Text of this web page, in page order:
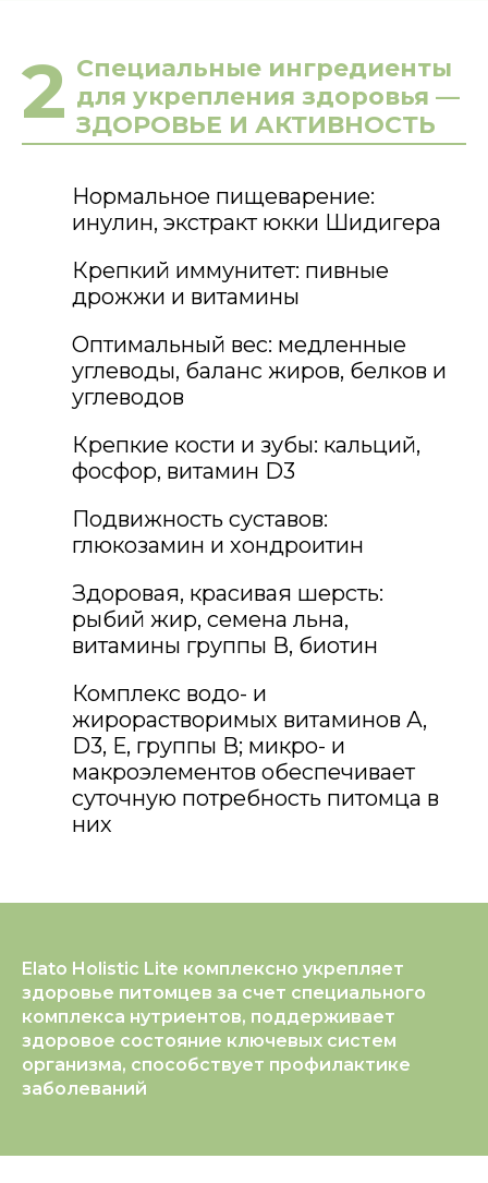
2 Специальные ингредиенты
для укрепления здоровья —
ЗДОРОВЬЕ И АКТИВНОСТЬ
Нормальное пищеварение:
инулин, экстракт юкки Шидигера
Крепкий иммунитет: пивные
дрожжи и витамины
Оптимальный вес: медленные
углеводы, баланс жиров, белков и
углеводов
Крепкие кости и зубы: кальций,
фосфор, витамин D3
Подвижность суставов:
глюкозамин и хондроитин
Здоровая, красивая шерсть:
рыбий жир, семена льна,
витамины группы В, биотин
Комплекс водо- и
жирорастворимых витаминов А,
D3, Е, группы В; микро- и
макроэлементов обеспечивает
суточную потребность питомца в
них
Elato Holistic Lite комплексно укрепляет
здоровье питомцев за счет специального
комплекса нутриентов, поддерживает
здоровое состояние ключевых систем
организма, способствует профилактике
заболеваний